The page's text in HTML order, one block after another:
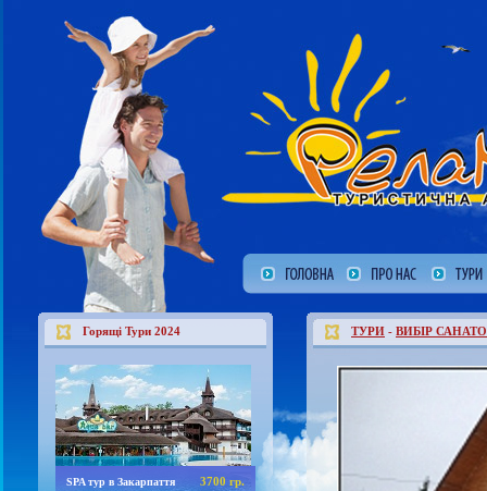
Горящі Тури 2024
SPA тур в Закарпаття 3700 гр.
ТУРИ - ВИБІР